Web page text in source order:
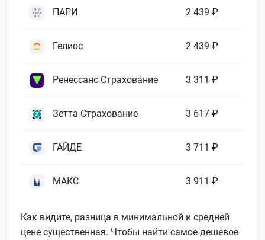
ПАРИ 2 439 ₽
Гелиос 2 439 ₽
Ренессанс Страхование 3 311 ₽
Зетта Страхование 3 617 ₽
ГАЙДЕ 3 711 ₽
МАКС 3 911 ₽
Как видите, разница в минимальной и средней
цене существенная. Чтобы найти самое дешевое